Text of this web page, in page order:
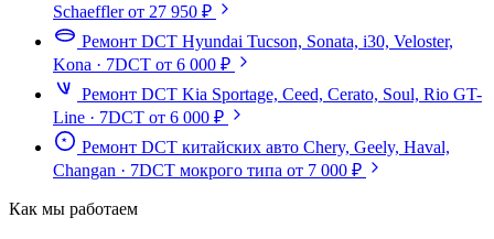
Schaeffler от 27 950 ₽
Ремонт DCT Hyundai Tucson, Sonata, i30, Veloster,
Kona · 7DCT от 6 000 ₽
Ремонт DCT Kia Sportage, Ceed, Cerato, Soul, Rio GT-
Line · 7DCT от 6 000 ₽
Ремонт DCT китайских авто Chery, Geely, Haval,
Changan · 7DCT мокрого типа от 7 000 ₽
Как мы работаем